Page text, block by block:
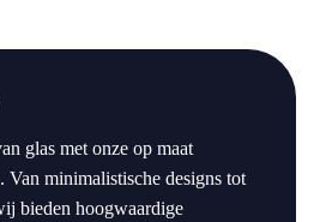
glas met onze op maat
Van minimalistische designs tot
bieden hoogwaardige